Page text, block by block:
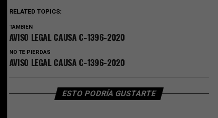
RELATED TOPICS:
TAMBIEN
AVISO LEGAL CAUSA C-1396-2020
NO TE PIERDAS
AVISO LEGAL CAUSA C-1396-2020
ESTO PODRÍA GUSTARTE